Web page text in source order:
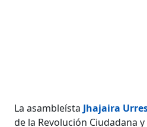
La asambleísta Jhajaira
de la Revolución Ciudadana